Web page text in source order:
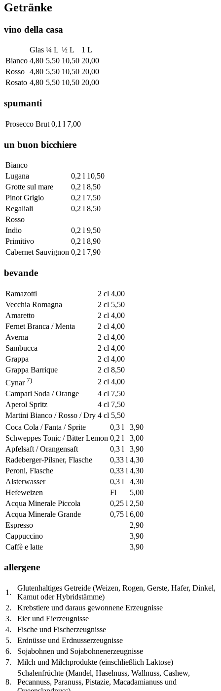
Getränke
vino della casa
Glas ¼ L ½ L
1 L
Bianco 4,80 5,50 10,50 20,00
Rosso 4,80 5,50 10,50 20,00
Rosato 4,80 5,50 10,50 20,00
spumanti
Prosecco Brut 0,1 l 7,00
un buon bicchiere
Bianco
Lugana
0,2 l 10,50
Grotte sul mare
0,2 l 8,50
Pinot Grigio
0,2 l 7,50
Regaliali
0,2 l 8,50
Rosso
Indio
0,2 l 9,50
Primitivo
0,2 l 8,90
Cabernet Sauvignon 0,2 l 7,90
bevande
Ramazotti 2 cl 4,00
Vecchia Romagna
2 cl 5,50
Amaretto
2 cl 4,00
Fernet Branca / Menta
2 cl 4,00
Averna
2 cl 4,00
Sambucca
2 cl 4,00
Grappa
2 cl 4,00
Grappa Barrique
2 cl 8,50
Cynar 7) 2 cl 4,00
Campari Soda / Orange
4 cl 7,50
Aperol Spritz
4 cl 7,50
Martini Bianco / Rosso / Dry 4 cl 5,50
Coca Cola / Fanta / Sprite
0,3 l
3,90
Schweppes Tonic / Bitter Lemon 0,2 l
3,00
Apfelsaft / Orangensaft
0,3 l
3,90
Radeberger-Pilsner, Flasche
0,33 l 4,30
Peroni, Flasche
0,33 l 4,30
Alsterwasser
0,3 l
4,30
Hefeweizen
Fl
5,00
Acqua Minerale Piccola
0,25 l 2,50
Acqua Minerale Grande
0,75 l 6,00
Espresso
2,90
Cappuccino
3,90
Caffè e latte
3,90
allergene
1.
Glutenhaltiges Getreide (Weizen, Rogen, Gerste, Hafer, Dinkel,
Kamut oder Hybridstämme)
2.
Krebstiere und daraus gewonnene Erzeugnisse
3.
Eier und Eierzeugnisse
4.
Fische und Fischerzeugnisse
5.
Erdnüsse und Erdnusserzeugnisse
6.
Sojabohnen und Sojabohnenerzeugnisse
7.
Milch und Milchprodukte (einschließlich Laktose)
8.
Schalenfrüchte (Mandel, Haselnuss, Wallnuss, Cashew,
Pecannuss, Paranuss, Pistazie, Macadamianuss und